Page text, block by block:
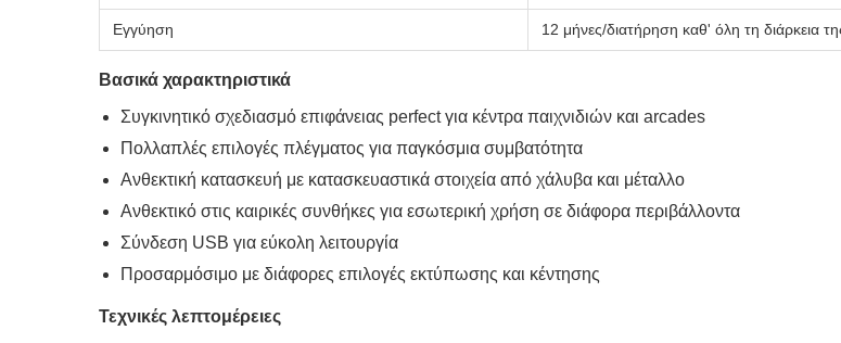
Εγγύηση 12 μήνες/διατήρηση καθ' όλη τη διάρκεια
Βασικά χαρακτηριστικά
Συγκινητικό σχεδιασμό επιφάνειας perfect για κέντρα παιχνιδιών και arcades
Πολλαπλές επιλογές πλέγματος για παγκόσμια συμβατότητα
Ανθεκτική κατασκευή με κατασκευαστικά στοιχεία από χάλυβα και μέταλλο
Ανθεκτικό στις καιρικές συνθήκες για εσωτερική χρήση σε διάφορα περιβάλλοντα
Σύνδεση USB για εύκολη λειτουργία
Προσαρμόσιμο με διάφορες επιλογές εκτύπωσης και κέντησης
Τεχνικές λεπτομέρειες